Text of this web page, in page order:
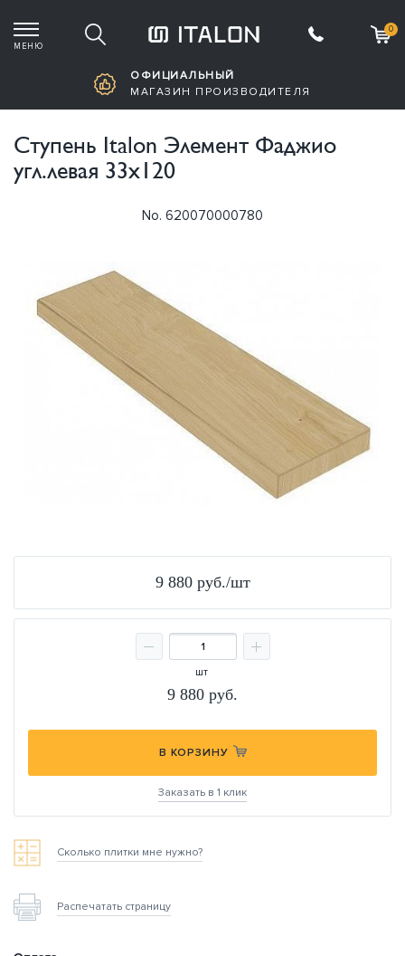
МЕНЮ
0
ОФИЦИАЛЬНЫЙ
МАГАЗИН ПРОИЗВОДИТЕЛЯ
Ступень Italon Элемент Фаджио
угл.левая 33х120
No. 620070000780
9 880 руб./шт
шт
9 880 руб.
В КОРЗИНУ
Заказать в 1 клик
Сколько плитки мне нужно?
Распечатать страницу